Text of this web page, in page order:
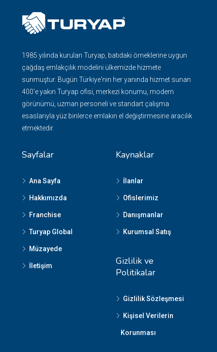
1985 yılında kurulan Turyap, batıdaki örneklerine uygun
çağdaş emlakçılık modelini ülkemizde hizmete
sunmuştur. Bugün Türkiye'nin her yanında hizmet sunan
400'e yakın Turyap ofisi, merkezi konumu, modern
görünümü, uzman personeli ve standart çalışma
esaslarıyla yüz binlerce emlakın el değiştirmesine aracılık
etmektedir.
Sayfalar
Ana Sayfa
Hakkımızda
Franchise
Turyap Global
Müzayede
İletişim
Kaynaklar
İlanlar
Ofislerimiz
Danışmanlar
Kurumsal Satış
Gizlilik ve
Politikalar
Gizlilik Sözleşmesi
Kişisel Verilerin
Korunması